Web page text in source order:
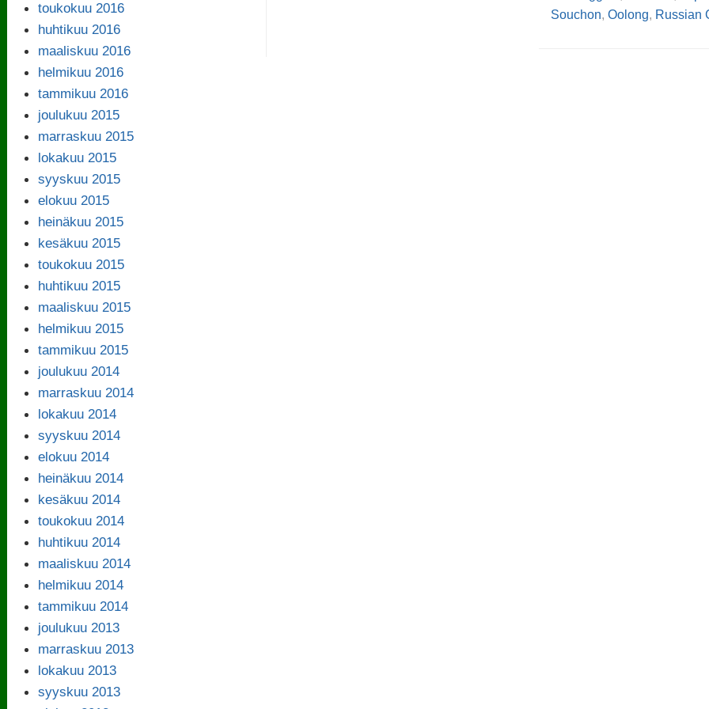
Souchon, Oolong, Russian
toukokuu 2016
huhtikuu 2016
maaliskuu 2016
helmikuu 2016
tammikuu 2016
joulukuu 2015
marraskuu 2015
lokakuu 2015
syyskuu 2015
elokuu 2015
heinäkuu 2015
kesäkuu 2015
toukokuu 2015
huhtikuu 2015
maaliskuu 2015
helmikuu 2015
tammikuu 2015
joulukuu 2014
marraskuu 2014
lokakuu 2014
syyskuu 2014
elokuu 2014
heinäkuu 2014
kesäkuu 2014
toukokuu 2014
huhtikuu 2014
maaliskuu 2014
helmikuu 2014
tammikuu 2014
joulukuu 2013
marraskuu 2013
lokakuu 2013
syyskuu 2013